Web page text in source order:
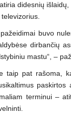
didesnių
pažeidimai buvo
dirbančių
mastu“, –
taip pat rašoma,
terminui –